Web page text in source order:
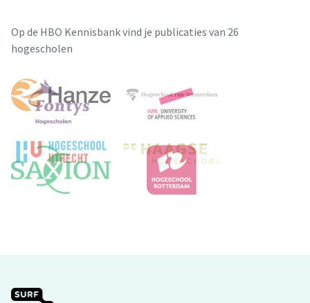
Op de HBO Kennisbank vind je publicaties van 26
hogescholen